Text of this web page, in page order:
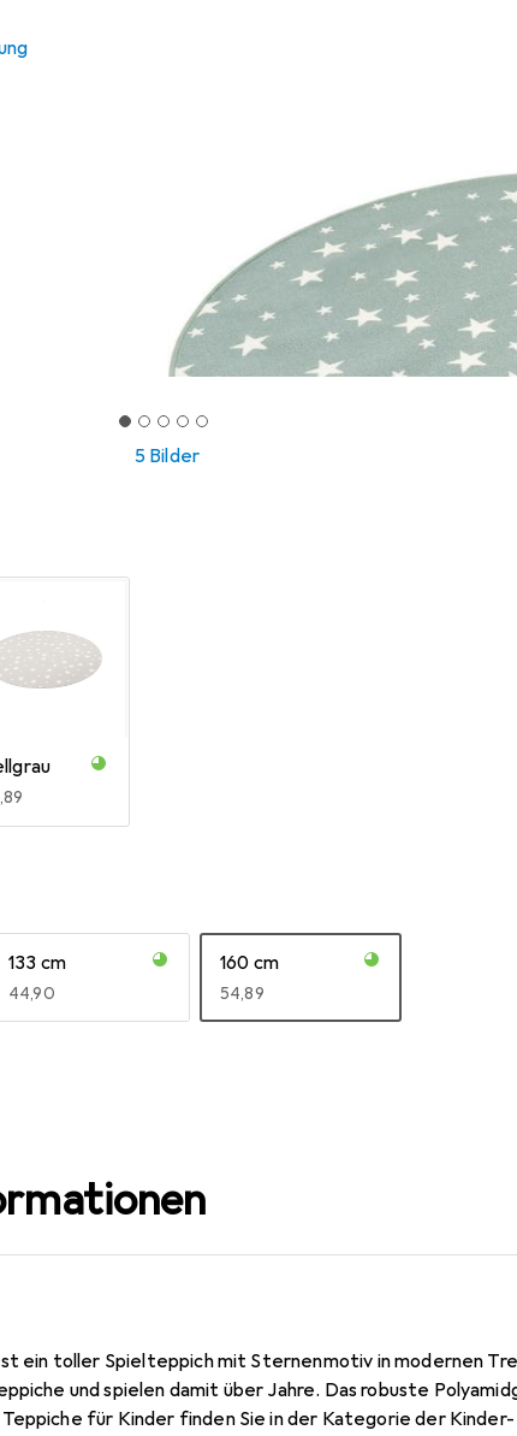
5 Bilder
133 cm
EUR
44,90
160 cm
EUR
54,89
ein toller Spielteppich mit Sternenmotiv in modernen
und spielen damit über Jahre. Das robuste
für Kinder finden Sie in der Kategorie der Kinder-